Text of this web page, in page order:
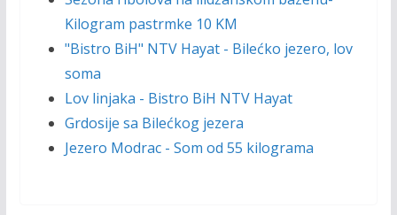
Kilogram pastrmke 10 KM
"Bistro BiH" NTV Hayat - Bilećko jezero, lov
soma
Lov linjaka - Bistro BiH NTV Hayat
Grdosije sa Bilećkog jezera
Jezero Modrac - Som od 55 kilograma